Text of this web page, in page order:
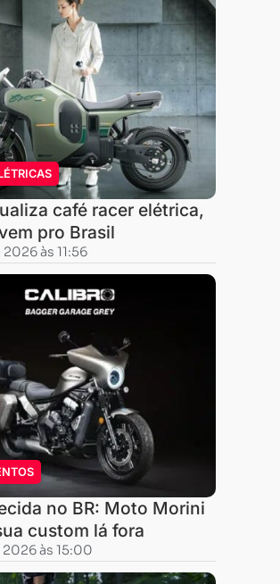
café racer elétrica,
pro Brasil
às 11:56
no BR: Moto Morini
custom lá fora
às 15:00